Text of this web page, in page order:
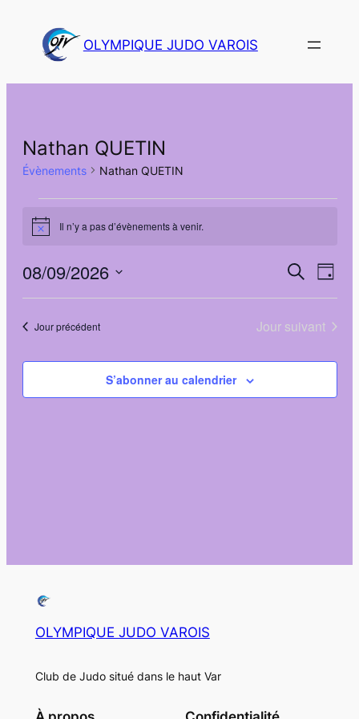
OLYMPIQUE JUDO VAROIS
Nathan QUETIN
Évènements Nathan QUETIN
Évènements
for
9
août
2026
Notice Il n’y a pas d’évènements à venir.
et
de
vues
Recherche
Jour
08/09/2026
Sélectionnez
date.
Jour précédent Jour suivant
S’abonner au calendrier
OLYMPIQUE JUDO VAROIS
Club de Judo situé dans le haut Var